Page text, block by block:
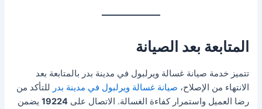
المتابعة بعد الصيانة
تتميز خدمة صيانة غسالة ويرلبول في مدينة بدر بالمتابعة بعد
الانتهاء من الإصلاح، صيانة غسالة ويرلبول في مدينة بدر للتأكد من
رضا العميل واستمرار كفاءة الغسالة. الاتصال على19224 يضمن